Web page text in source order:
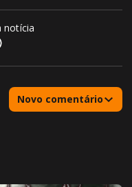
notícia
Novo comentário